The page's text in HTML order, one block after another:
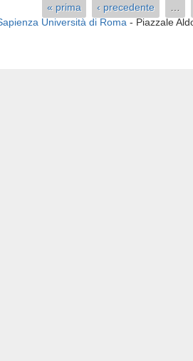
« prima ‹ precedente
Università di Roma- Piazzale